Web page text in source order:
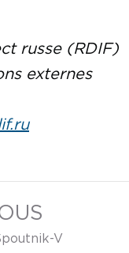
russe (RDIF)
externes
V